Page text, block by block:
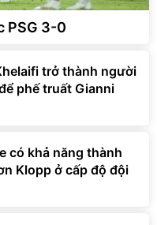
PSG 3-0
trở thành người
phế truất Gianni
có khả năng thành
Klopp ở cấp độ đội